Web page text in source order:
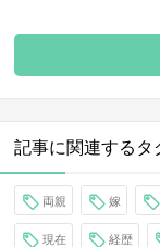
記事に関連するタ
両親 嫁
現在 経歴